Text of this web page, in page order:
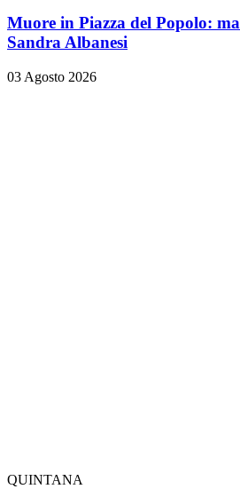
Muore in Piazza del Popolo:
Sandra Albanesi
03 Agosto 2026
QUINTANA